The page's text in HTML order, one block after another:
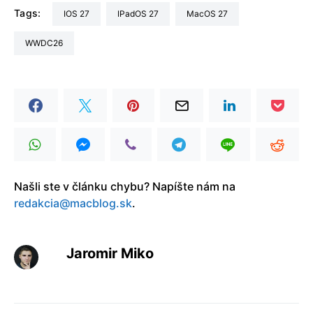
Tags: iOS 27 iPadOS 27 macOS 27
WWDC26
Našli ste v článku chybu? Napíšte nám na
redakcia@macblog.sk.
Jaromir Miko